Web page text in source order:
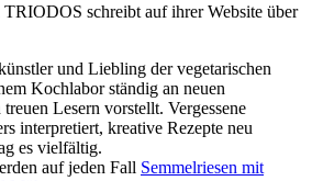
schreibt auf ihrer Website über
und Liebling der vegetarischen
Kochlabor ständig an neuen
Lesern vorstellt. Vergessene
interpretiert, kreative Rezepte neu
es vielfältig.
auf jeden Fall Semmelriesen mit